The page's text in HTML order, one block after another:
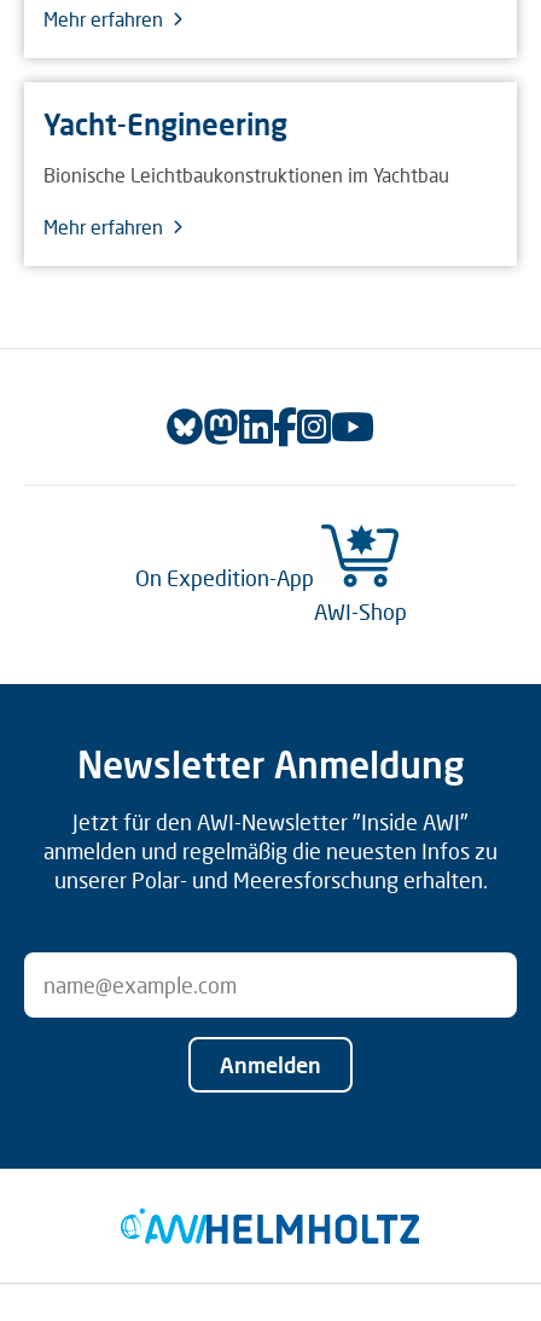
Mehr erfahren
Yacht-Engineering
Bionische Leichtbaukonstruktionen im Yachtbau
Mehr erfahren
On Expedition-App
AWI-Shop
Newsletter Anmeldung
Jetzt für den AWI-Newsletter "Inside AWI"
anmelden und regelmäßig die neuesten Infos zu
unserer Polar- und Meeresforschung erhalten.
Anmelden